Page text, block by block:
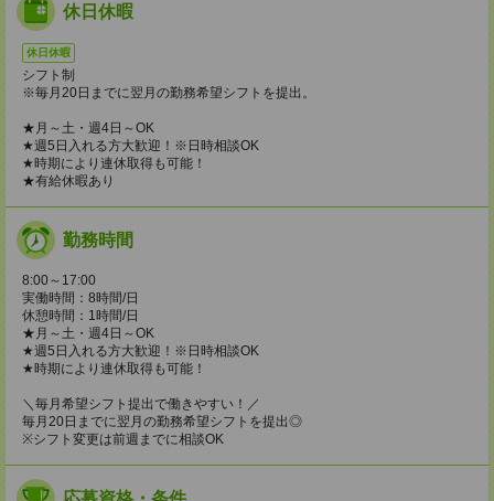
休日休暇
休日休暇
シフト制
※毎月20日までに翌月の勤務希望シフトを提出。
★月～土・週4日～OK
★週5日入れる方大歓迎！※日時相談OK
★時期により連休取得も可能！
★有給休暇あり
勤務時間
8:00～17:00
実働時間：8時間/日
休憩時間：1時間/日
★月～土・週4日～OK
★週5日入れる方大歓迎！※日時相談OK
★時期により連休取得も可能！
＼毎月希望シフト提出で働きやすい！／
毎月20日までに翌月の勤務希望シフトを提出◎
※シフト変更は前週までに相談OK